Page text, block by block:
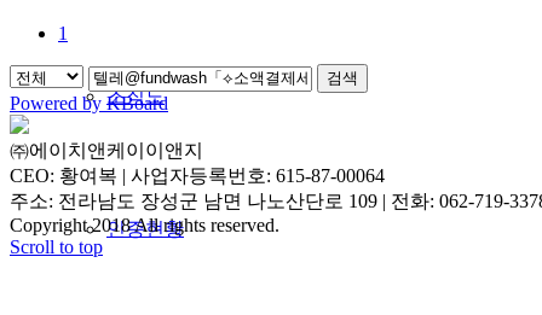
조직도
인증현황
1
검색
Powered by KBoard
㈜에이치앤케이이앤지
CEO: 황여복 | 사업자등록번호: 615-87-00064
주소: 전라남도 장성군 남면 나노산단로 109 | 전화: 062-719-
Copyright 2018 All rights reserved.
Scroll to top